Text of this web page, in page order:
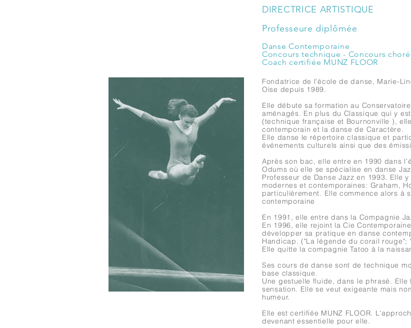
DIRECTRICE ARTISTIQUE
Professeure diplômée
Danse Contemporaine
Concours technique - Concours
Coach certifiée MUNZ FLOOR
Fondatrice de l'école de danse, Marie-
Oise depuis 1989.
Elle débute sa formation au
aménagés. En plus du Classique qui y
(technique française et Bournonville ),
contemporain et la danse de Caractère.
Elle danse le répertoire classique et
événements culturels ainsi que des
Après son bac, elle entre en 1990 dans
Odums où elle se spécialise en danse
Professeur de Danse Jazz en 1993. Elle
modernes et contemporaines: Graham,
particulièrement. Elle commence alors à
contemporaine
En 1991, elle entre dans la Compagnie
En 1996, elle rejoint la Cie
développer sa pratique en danse
Handicap. ("La légende du corail
Elle quitte la compagnie Tatoo à la
Ses cours de danse sont de technique
base classique.
Une gestuelle fluide, dans le phrasé.
sensation. Elle se veut exigeante mais
humeur.
Elle est certifiée MUNZ FLOOR.
devenant essentielle pour elle.